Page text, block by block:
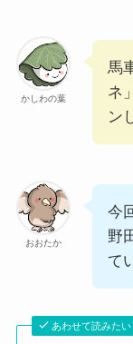
かしわの葉
馬
ネ
ン
おおたか
今
野
て
あわせて読みたい